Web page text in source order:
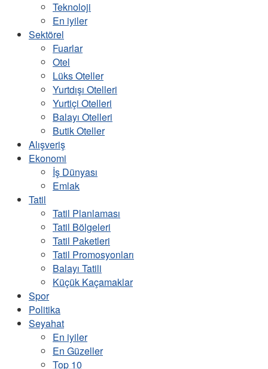
Teknoloji
En iyiler
Sektörel
Fuarlar
Otel
Lüks Oteller
Yurtdışı Otelleri
Yurtiçi Otelleri
Balayı Otelleri
Butik Oteller
Alışveriş
Ekonomi
İş Dünyası
Emlak
Tatil
Tatil Planlaması
Tatil Bölgeleri
Tatil Paketleri
Tatil Promosyonları
Balayı Tatili
Küçük Kaçamaklar
Spor
Politika
Seyahat
En iyiler
En Güzeller
Top 10